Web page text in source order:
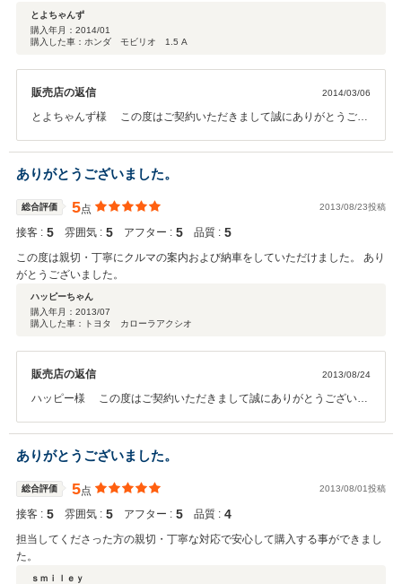
時はまた、お願いいたします。 これからも、宜しく！！
とよちゃんず
購入年月： 2014/01
購入した車：ホンダ モビリオ 1.5 A
販売店の返信 2014/03/06
とよちゃんず様 この度はご契約いただきまして誠にありがとうござ
高い評価をいただきまして、社員一同心から感謝しております。過去
3台もご購入いただきまして 本当にありがとう ございました。な
にかお困りの際はぜひお気軽にお立ち寄りください。 今後とも、どう
ぞ宜しくお願い致します。
ありがとうございました。
総合評価 5点 2013/08/23投稿
接客 : 5 雰囲気 : 5 アフター : 5 品質 : 5
この度は親切・丁寧にクルマの案内および納車をしていただけました。 あり
がとうございました。
ハッピーちゃん
購入年月： 2013/07
購入した車：トヨタ カローラアクシオ
販売店の返信 2013/08/24
ハッピー様 この度はご契約いただきまして誠にありがとうございま
評価をいただきまして、社員一同心から感謝しております。 今後と
も、どうぞ宜しくお願い致します。
ありがとうございました。
総合評価 5点 2013/08/01投稿
接客 : 5 雰囲気 : 5 アフター : 5 品質 : 4
担当してくださった方の親切・丁寧な対応で安心して購入する事ができまし
た。
ｓｍｉｌｅｙ